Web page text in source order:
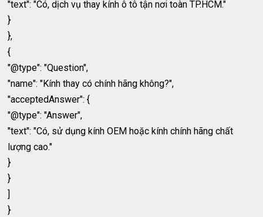
"text": "Có, dịch vụ thay kính ô tô tận nơi toàn TP.HCM."
}
},
{
"@type": "Question",
"name": "Kính thay có chính hãng không?",
"acceptedAnswer": {
"@type": "Answer",
"text": "Có, sử dụng kính OEM hoặc kính chính hãng chất
lượng cao."
}
}
}